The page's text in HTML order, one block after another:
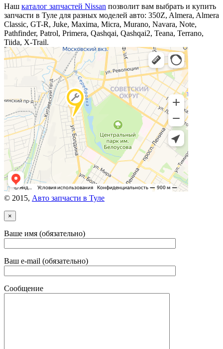
Наш каталог запчастей Nissan позволит вам выбрать и купить
запчасти в Туле для разных моделей авто: 350Z, Almera, Almera
Classic, GT-R, Juke, Maxima, Micra, Murano, Navara, Note,
Pathfinder, Patrol, Primera, Qashqai, Qashqai2, Teana, Terrano,
Tiida, X-Trail.
© 2015, Авто запчасти в Туле
×
Ваше имя (обязательно)
Ваш e-mail (обязательно)
Сообщение